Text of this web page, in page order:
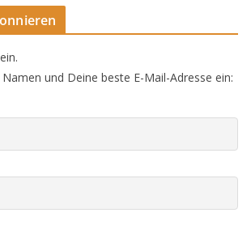
und Deine beste E-Mail-Adresse ein: